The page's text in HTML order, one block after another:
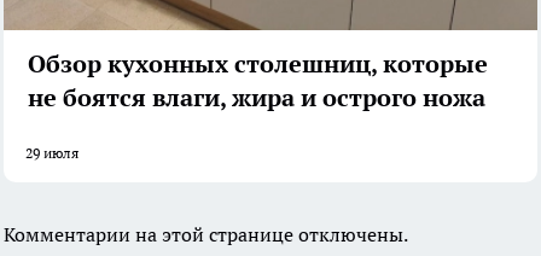
Обзор кухонных столешниц, которые
не боятся влаги, жира и острого ножа
29 июля
Комментарии на этой странице отключены.